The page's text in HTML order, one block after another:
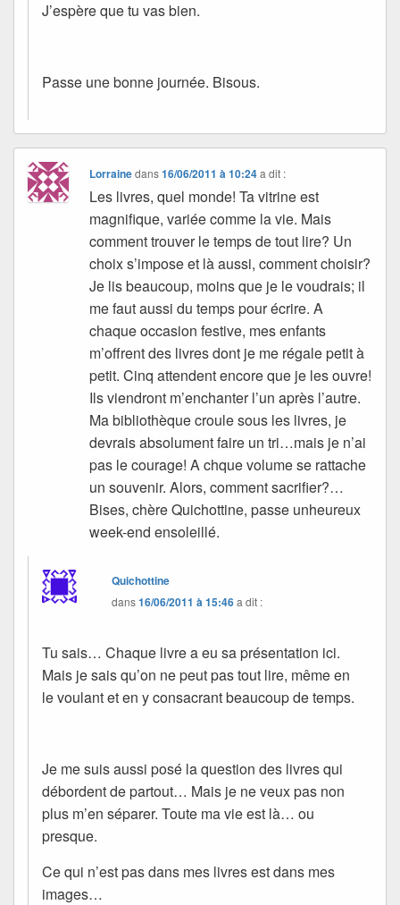
J’espère que tu vas bien.
Passe une bonne journée. Bisous.
Lorrainedans16/06/2011 à 10:24 a dit :
Les livres, quel monde! Ta vitrine est
magnifique, variée comme la vie. Mais
comment trouver le temps de tout lire? Un
choix s’impose et là aussi, comment choisir?
Je lis beaucoup, moins que je le voudrais; il
me faut aussi du temps pour écrire. A
chaque occasion festive, mes enfants
m’offrent des livres dont je me régale petit à
petit. Cinq attendent encore que je les ouvre!
Ils viendront m’enchanter l’un après l’autre.
Ma bibliothèque croule sous les livres, je
devrais absolument faire un tri…mais je n’ai
pas le courage! A chque volume se rattache
un souvenir. Alors, comment sacrifier?…
Bises, chère Quichottine, passe unheureux
week-end ensoleillé.
Quichottine
dans16/06/2011 à 15:46a dit :
Tu sais… Chaque livre a eu sa présentation ici.
Mais je sais qu’on ne peut pas tout lire, même en
le voulant et en y consacrant beaucoup de temps.
Je me suis aussi posé la question des livres qui
débordent de partout… Mais je ne veux pas non
plus m’en séparer. Toute ma vie est là… ou
presque.
Ce qui n’est pas dans mes livres est dans mes
images…